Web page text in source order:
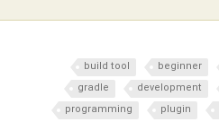
beginner
build tool
development
gradle
plugin
programming